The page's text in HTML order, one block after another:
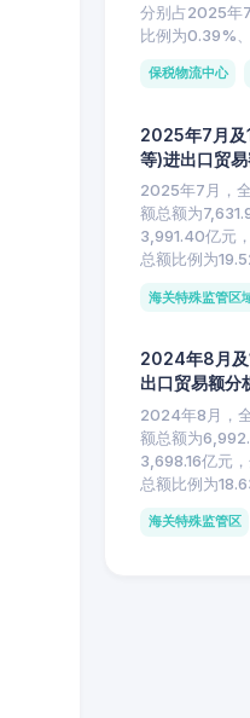
分别占2025年
比例为0.39%
保税物流中心
2025年7月及
等)进出口贸
2025年7月，
额总额为
3,991.40亿元
总额比例为
海关特殊监管区
2024年8月及
出口贸易额分
2024年8月，
额总额为
3,698.16亿元
总额比例为
海关特殊监管区